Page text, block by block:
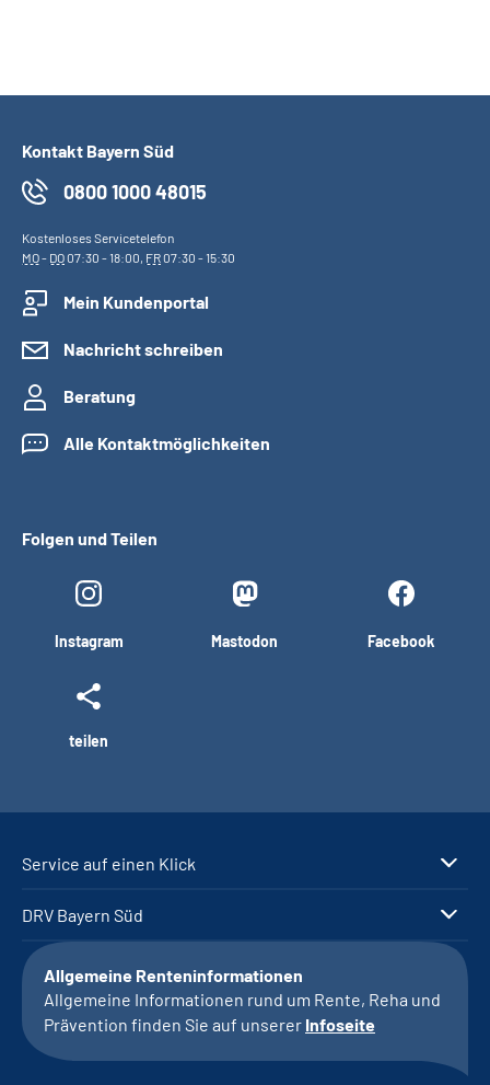
Kontakt Bayern Süd
0800 1000 48015
Kostenloses Servicetelefon
MO- DO07:30 - 18:00, FR07:30 - 15:30
Mein Kundenportal
Nachricht schreiben
Beratung
Alle Kontaktmöglichkeiten
Folgen und Teilen
Instagram Mastodon Facebook
teilen
Service auf einen Klick
DRV Bayern Süd
Allgemeine Renteninformationen
Allgemeine Informationen rund um Rente, Reha und
Prävention finden Sie auf unserer Infoseite